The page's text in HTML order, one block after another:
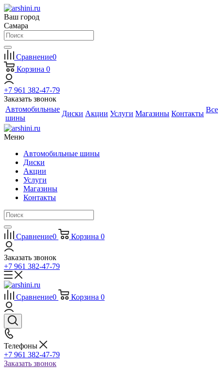
Ваш город
Самара
Сравнение0
Корзина 0
+7 961 382-47-79
Заказать звонок
Автомобильные
шины
Диски Акции Услуги Магазины Контакты Все
Меню
Автомобильные шины
Диски
Акции
Услуги
Магазины
Контакты
Сравнение0 Корзина 0
Заказать звонок
+7 961 382-47-79
Сравнение0 Корзина 0
Телефоны
+7 961 382-47-79
Заказать звонок